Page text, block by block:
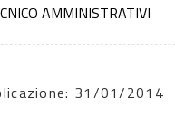
AMMINISTRATIVI
31/01/2014